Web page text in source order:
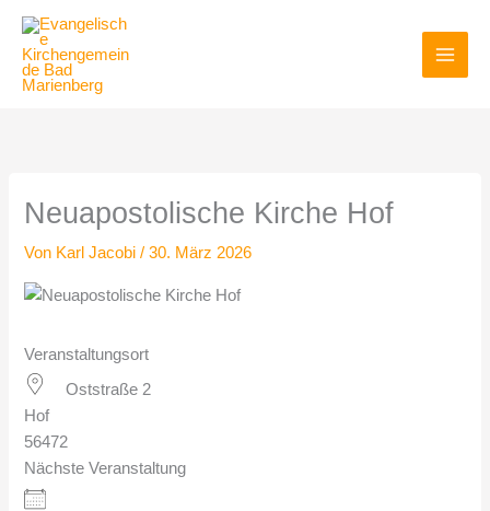
Inhalt
springen
Neuapostolische Kirche Hof
Von Karl Jacobi/30. März 2026
Veranstaltungsort
Oststraße 2
Hof
56472
Nächste Veranstaltung